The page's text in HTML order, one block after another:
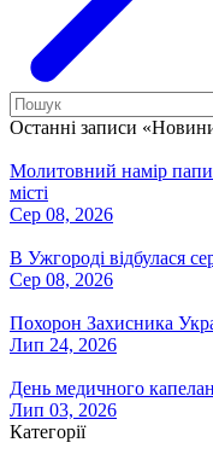
Останні записи
Молитовний намір папи
місті
Сер 08, 2026
В Ужгороді відбулася
Сер 08, 2026
Похорон Захисника
Лип 24, 2026
День медичного
Лип 03, 2026
Категорії